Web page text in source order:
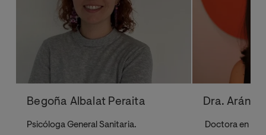
Begoña Albalat Peraita
Psicóloga General Sanitaria.
Dra.
Doctora en